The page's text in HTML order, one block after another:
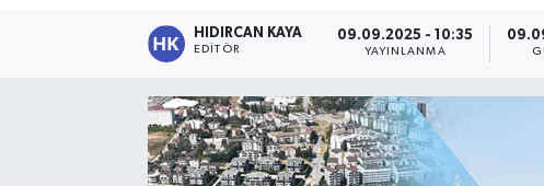
HIDIRCAN KAYA
EDITÖR
09.09.2025 - 10:35
YAYINLANMA